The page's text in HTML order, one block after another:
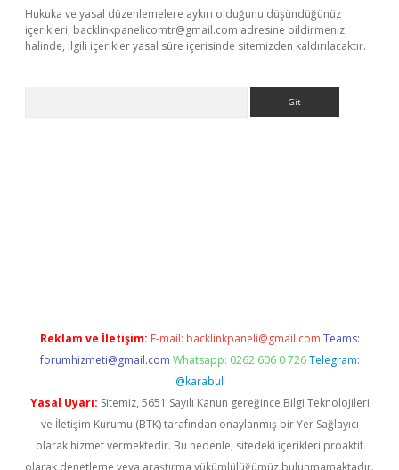
Hukuka ve yasal düzenlemelere aykırı olduğunu düşündüğünüz
içerikleri, backlinkpanelicomtr@gmail.com adresine bildirmeniz
halinde, ilgili içerikler yasal süre içerisinde sitemizden kaldırılacaktır.
Reklam ve İletişim: E-mail: backlinkpaneli@gmail.com Teams:
forumhizmeti@gmail.com Whatsapp: 0262 606 0 726 Telegram:
@karabul
Yasal Uyarı: Sitemiz, 5651 Sayılı Kanun gereğince Bilgi Teknolojileri
ve İletişim Kurumu (BTK) tarafından onaylanmış bir Yer Sağlayıcı
olarak hizmet vermektedir. Bu nedenle, sitedeki içerikleri proaktif
olarak denetleme veya araştırma yükümlülüğümüz bulunmamaktadır.